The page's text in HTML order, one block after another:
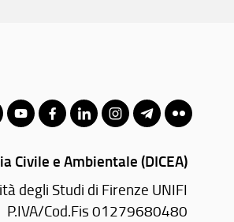
Civile e Ambientale (DICEA)
degli Studi di Firenze UNIFI
P.IVA/Cod.Fis 01279680480